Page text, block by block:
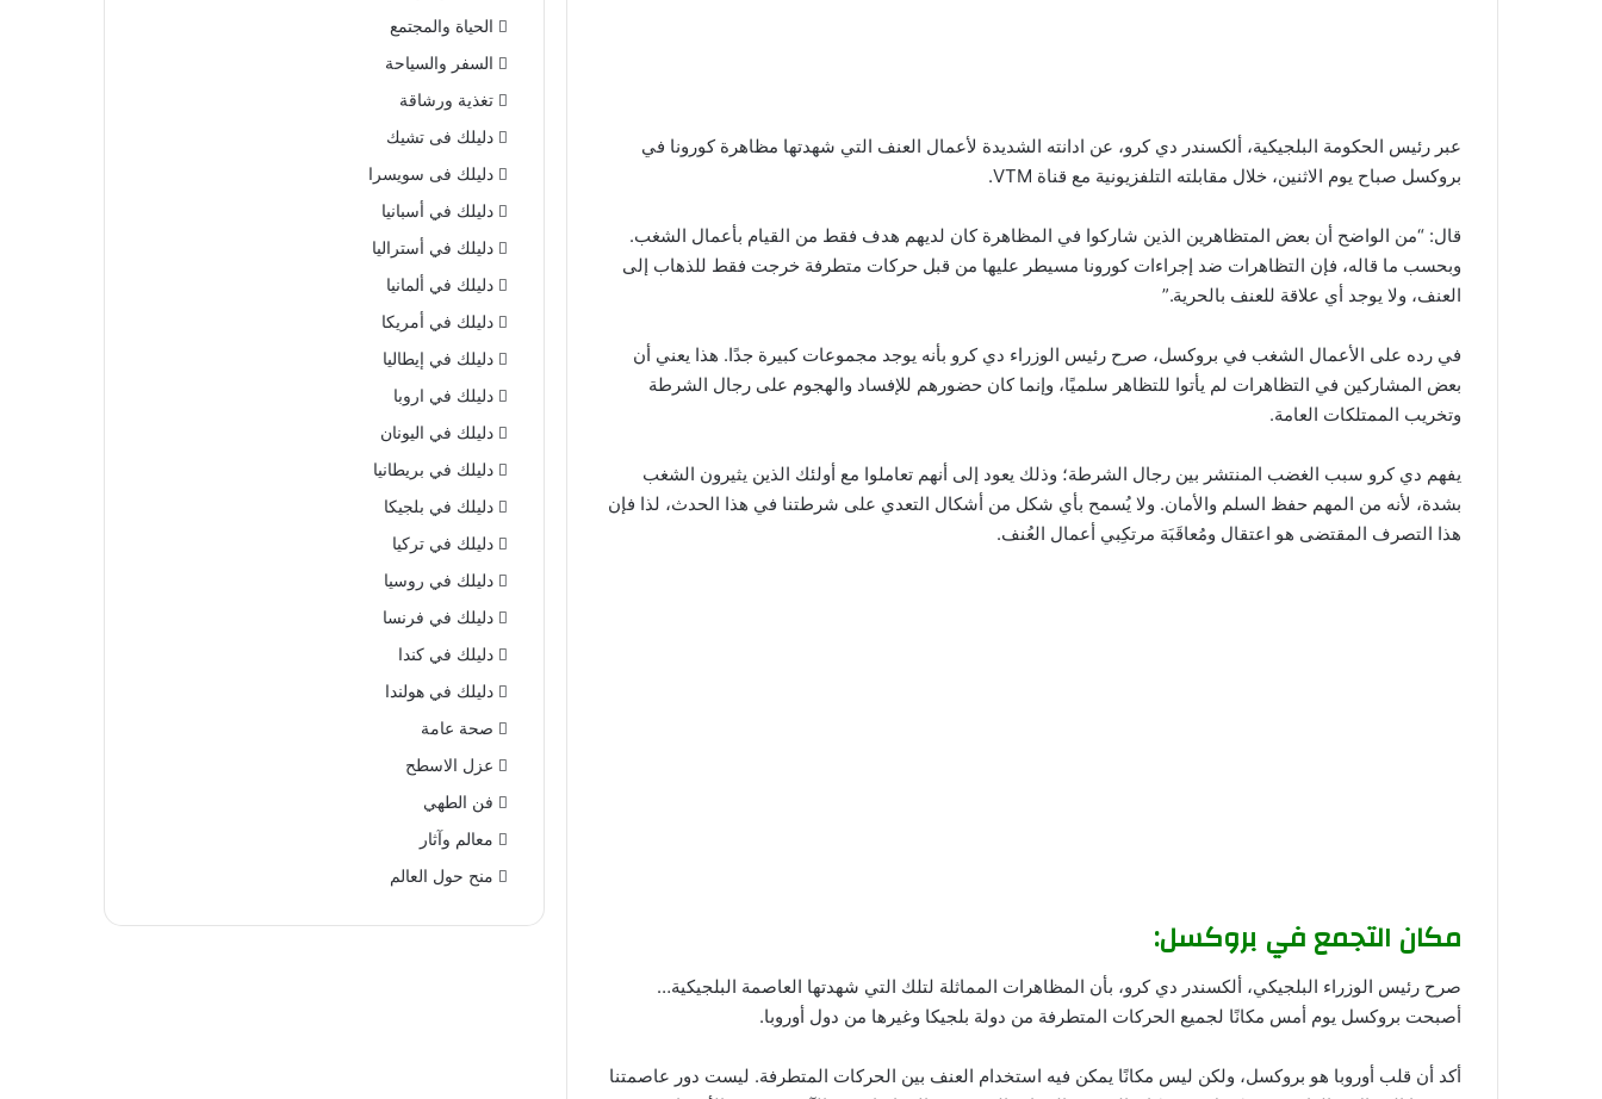
عبر رئيس الحكومة البلجيكية، ألكسندر دي كرو، عن ادانته الشديدة لأعمال العنف التي شهدتها مظاهرة كورونا في
بروكسل صباح يوم الاثنين، خلال مقابلته التلفزيونية مع قناة VTM.
قال: “من الواضح أن بعض المتظاهرين الذين شاركوا في المظاهرة كان لديهم هدف فقط من القيام بأعمال الشغب.
وبحسب ما قاله، فإن التظاهرات ضد إجراءات كورونا مسيطر عليها من قبل حركات متطرفة خرجت فقط للذهاب إلى
العنف، ولا يوجد أي علاقة للعنف بالحرية.”
في رده على الأعمال الشغب في بروكسل، صرح رئيس الوزراء دي كرو بأنه يوجد مجموعات كبيرة جدًا. هذا يعني أن
بعض المشاركين في التظاهرات لم يأتوا للتظاهر سلميًا، وإنما كان حضورهم للإفساد والهجوم على رجال الشرطة
وتخريب الممتلكات العامة.
يفهم دي كرو سبب الغضب المنتشر بين رجال الشرطة؛ وذلك يعود إلى أنهم تعاملوا مع أولئك الذين يثيرون الشغب
بشدة، لأنه من المهم حفظ السلم والأمان. ولا يُسمح بأي شكل من أشكال التعدي على شرطتنا في هذا الحدث، لذا فإن
هذا التصرف المقتضى هو اعتقال ومُعاقَبَة مرتكِبي أعمال العُنف.
مكان التجمع في بروكسل:
صرح رئيس الوزراء البلجيكي، ألكسندر دي كرو، بأن المظاهرات المماثلة لتلك التي شهدتها العاصمة البلجيكية…
أصبحت بروكسل يوم أمس مكانًا لجميع الحركات المتطرفة من دولة بلجيكا وغيرها من دول أوروبا.
أكد أن قلب أوروبا هو بروكسل، ولكن ليس مكانًا يمكن فيه استخدام العنف بين الحركات المتطرفة. ليست دور عاصمتنا
الحياة والمجتمع
السفر والسياحة
تغذية ورشاقة
دليلك فى تشيك
دليلك فى سويسرا
دليلك في أسبانيا
دليلك في أستراليا
دليلك في ألمانيا
دليلك في أمريكا
دليلك في إيطاليا
دليلك في اروبا
دليلك في اليونان
دليلك في بريطانيا
دليلك في بلجيكا
دليلك في تركيا
دليلك في روسيا
دليلك في فرنسا
دليلك في كندا
دليلك في هولندا
صحة عامة
عزل الاسطح
فن الطهي
معالم وآثار
منح حول العالم